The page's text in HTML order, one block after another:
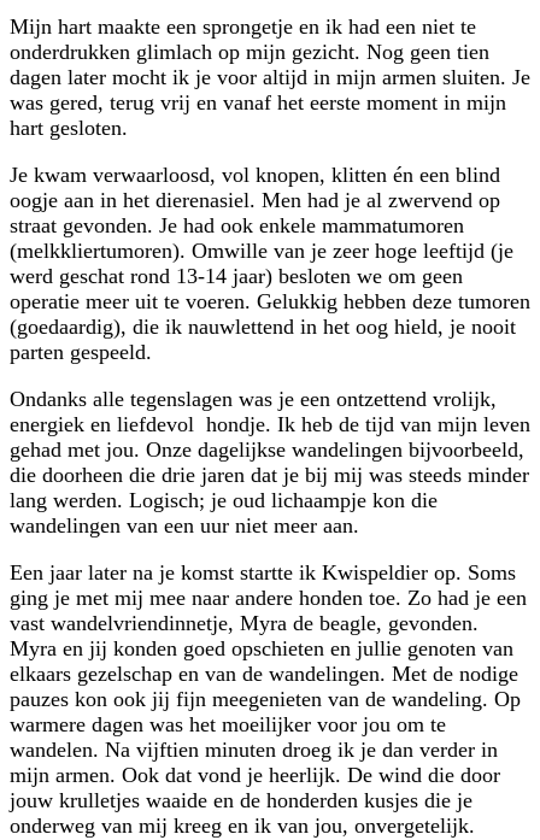
Mijn hart maakte een sprongetje en ik had een niet te
onderdrukken glimlach op mijn gezicht. Nog geen tien
dagen later mocht ik je voor altijd in mijn armen sluiten. Je
was gered, terug vrij en vanaf het eerste moment in mijn
hart gesloten.
Je kwam verwaarloosd, vol knopen, klitten én een blind
oogje aan in het dierenasiel. Men had je al zwervend op
straat gevonden. Je had ook enkele mammatumoren
(melkkliertumoren). Omwille van je zeer hoge leeftijd (je
werd geschat rond 13-14 jaar) besloten we om geen
operatie meer uit te voeren. Gelukkig hebben deze tumoren
(goedaardig), die ik nauwlettend in het oog hield, je nooit
parten gespeeld.
Ondanks alle tegenslagen was je een ontzettend vrolijk,
energiek en liefdevol hondje. Ik heb de tijd van mijn leven
gehad met jou. Onze dagelijkse wandelingen bijvoorbeeld,
die doorheen die drie jaren dat je bij mij was steeds minder
lang werden. Logisch; je oud lichaampje kon die
wandelingen van een uur niet meer aan.
Een jaar later na je komst startte ik Kwispeldier op. Soms
ging je met mij mee naar andere honden toe. Zo had je een
vast wandelvriendinnetje, Myra de beagle, gevonden.
Myra en jij konden goed opschieten en jullie genoten van
elkaars gezelschap en van de wandelingen. Met de nodige
pauzes kon ook jij fijn meegenieten van de wandeling. Op
warmere dagen was het moeilijker voor jou om te
wandelen. Na vijftien minuten droeg ik je dan verder in
mijn armen. Ook dat vond je heerlijk. De wind die door
jouw krulletjes waaide en de honderden kusjes die je
onderweg van mij kreeg en ik van jou, onvergetelijk.